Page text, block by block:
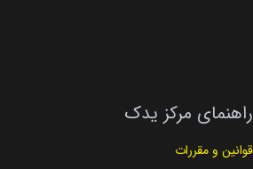
راهنمای مرکز یدک
قوانین و مقررات